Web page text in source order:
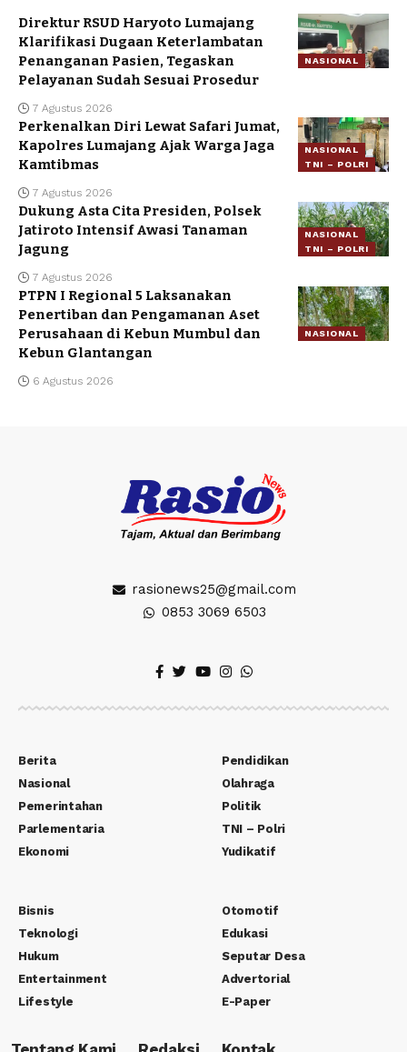
NASIONAL
Direktur RSUD Haryoto Lumajang
Klarifikasi Dugaan Keterlambatan
Penanganan Pasien, Tegaskan
Pelayanan Sudah Sesuai Prosedur
7 Agustus 2026
NASIONAL
TNI – POLRI
Perkenalkan Diri Lewat Safari Jumat,
Kapolres Lumajang Ajak Warga Jaga
Kamtibmas
7 Agustus 2026
NASIONAL
TNI – POLRI
Dukung Asta Cita Presiden, Polsek
Jatiroto Intensif Awasi Tanaman
Jagung
7 Agustus 2026
NASIONAL
PTPN I Regional 5 Laksanakan
Penertiban dan Pengamanan Aset
Perusahaan di Kebun Mumbul dan
Kebun Glantangan
6 Agustus 2026
rasionews25@gmail.com
0853 3069 6503
Berita
Nasional
Pemerintahan
Parlementaria
Ekonomi
Pendidikan
Olahraga
Politik
TNI – Polri
Yudikatif
Bisnis
Teknologi
Hukum
Entertainment
Lifestyle
Otomotif
Edukasi
Seputar Desa
Advertorial
E-Paper